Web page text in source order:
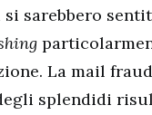
sarebbero
La mail
splendidi